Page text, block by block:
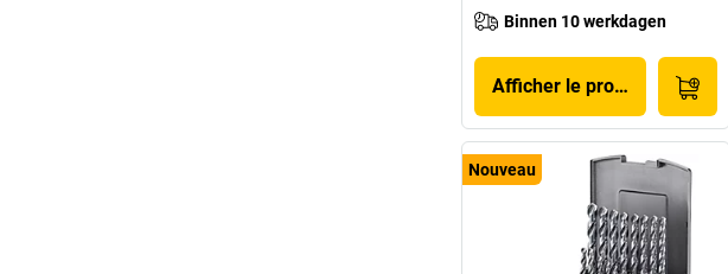
Binnen 10 werkdagen
Afficher le produit
Nouveau